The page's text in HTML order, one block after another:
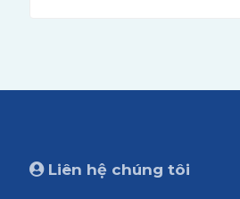
Liên hệ chúng tôi